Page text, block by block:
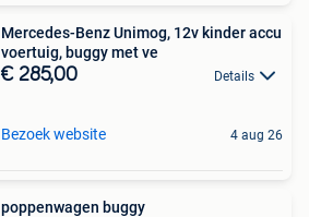
Mercedes-Benz Unimog, 12v kinder accu
voertuig, buggy met ve
€ 285,00 Details
Bezoek website 4 aug 26
poppenwagen buggy